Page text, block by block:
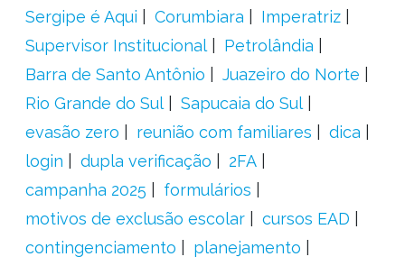
Sergipe é Aqui
Corumbiara
Imperatriz
Supervisor Institucional
Petrolândia
Barra de Santo Antônio
Juazeiro do Norte
Rio Grande do Sul
Sapucaia do Sul
evasão zero
reunião com familiares
dica
login
dupla verificação
2FA
campanha 2025
formulários
motivos de exclusão escolar
cursos EAD
contingenciamento
planejamento